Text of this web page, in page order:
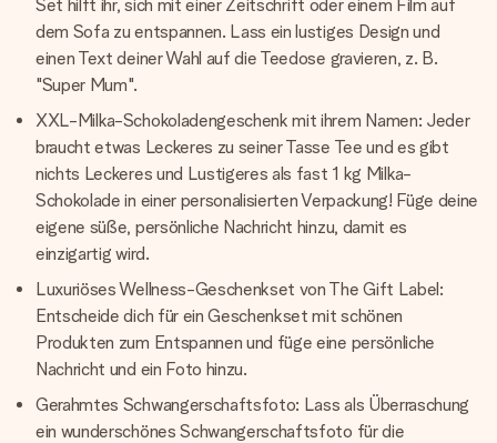
Set hilft ihr, sich mit einer Zeitschrift oder einem Film auf
dem Sofa zu entspannen. Lass ein lustiges Design und
einen Text deiner Wahl auf die Teedose gravieren, z. B.
"Super Mum".
XXL-Milka-Schokoladengeschenk mit ihrem Namen: Jeder
braucht etwas Leckeres zu seiner Tasse Tee und es gibt
nichts Leckeres und Lustigeres als fast 1 kg Milka-
Schokolade in einer personalisierten Verpackung! Füge deine
eigene süße, persönliche Nachricht hinzu, damit es
einzigartig wird.
Luxuriöses Wellness-Geschenkset von The Gift Label:
Entscheide dich für ein Geschenkset mit schönen
Produkten zum Entspannen und füge eine persönliche
Nachricht und ein Foto hinzu.
Gerahmtes Schwangerschaftsfoto: Lass als Überraschung
ein wunderschönes Schwangerschaftsfoto für die